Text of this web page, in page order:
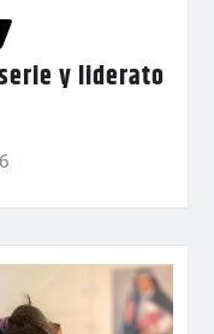
y liderato